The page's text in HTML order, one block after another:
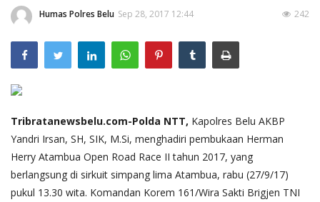
Binkam
Lantas
Polisi Kita
Mitra Polisi
Giat Ops
Humas Polres Belu Sep 28, 2017 12:44 242
Tribratanewsbelu.com-Polda NTT, Kapolres Belu AKBP
Yandri Irsan, SH, SIK, M.Si, menghadiri pembukaan Herman
Herry Atambua Open Road Race II tahun 2017, yang
berlangsung di sirkuit simpang lima Atambua, rabu (27/9/17)
pukul 13.30 wita. Komandan Korem 161/Wira Sakti Brigjen TNI